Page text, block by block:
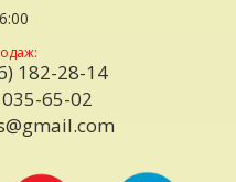
182-28-14
65-02